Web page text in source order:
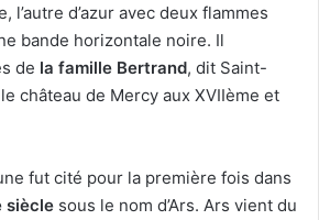
l’autre d’azur avec deux flammes
bande horizontale noire. Il
de la famille Bertrand, dit Saint-
château de Mercy aux XVIIème et
fut cité pour la première fois dans
siècle sous le nom d’Ars. Ars vient du